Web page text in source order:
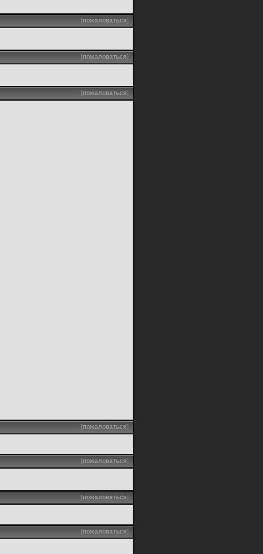
[пожаловаться]
[пожаловаться]
[пожаловаться]
[пожаловаться]
[пожаловаться]
[пожаловаться]
[пожаловаться]